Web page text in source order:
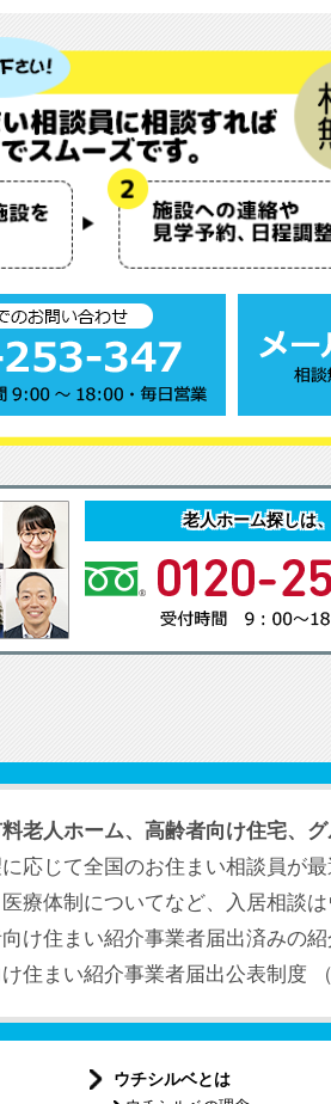
老人ホーム探しは
老人ホーム、高齢者向け住宅、
応じて全国のお住まい相談員が
療体制についてなど、入居相談
け住まい紹介事業者届出済みの
け住まい紹介事業者届出公表制度
ウチシルベとは